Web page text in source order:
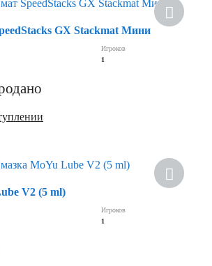
GX Stackmat Мини
Игроков
1
V2 (5 ml)
Игроков
1